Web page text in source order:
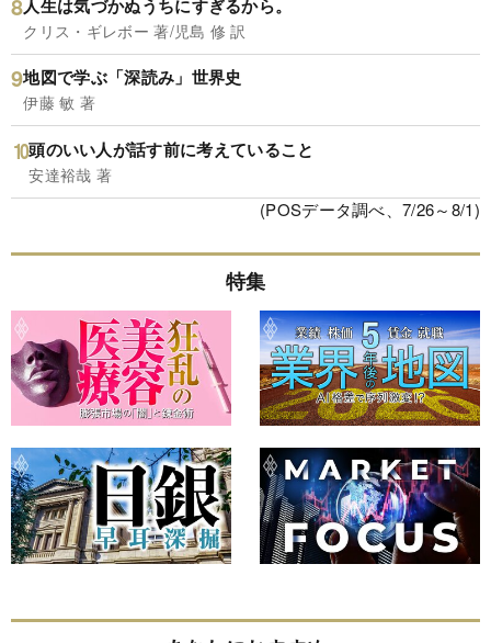
人生は気づかぬうちにすぎるから。
クリス・ギレボー 著/児島 修 訳
地図で学ぶ「深読み」世界史
伊藤 敏 著
頭のいい人が話す前に考えていること
安達裕哉 著
(POSデータ調べ、7/26～8/1)
特集